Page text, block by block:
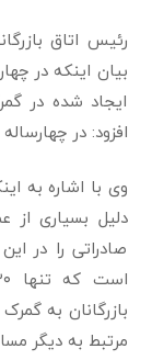
رئیس اتاق
بیان اینکه در
ایجاد شده در
افزود: در
وی با اشاره به
دلیل بسیاری
صادراتی را در
مرتبط به دیگر